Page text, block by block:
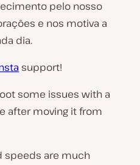
pelo nosso
e nos motiva a
dia.
support!
some issues with a
after moving it from
speeds are much